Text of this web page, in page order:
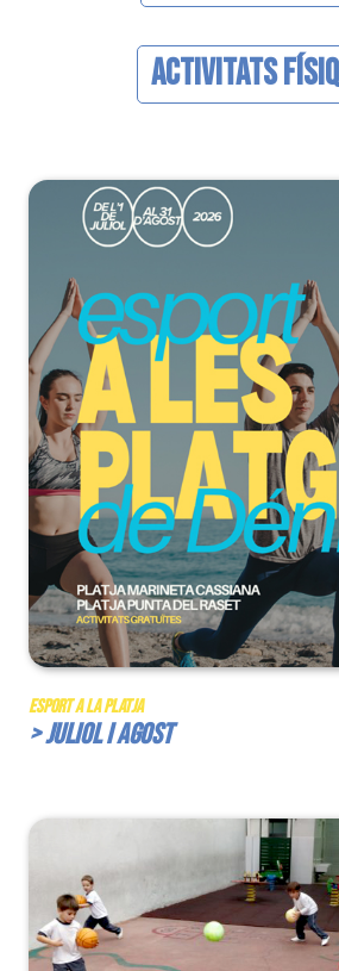
Activitats
Esport a la Platja
> Juliol i Agost